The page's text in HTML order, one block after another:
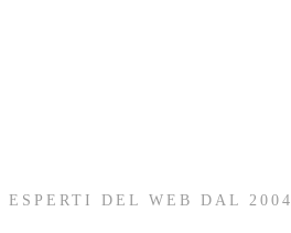
ESPERTI DEL WEB DAL 2004